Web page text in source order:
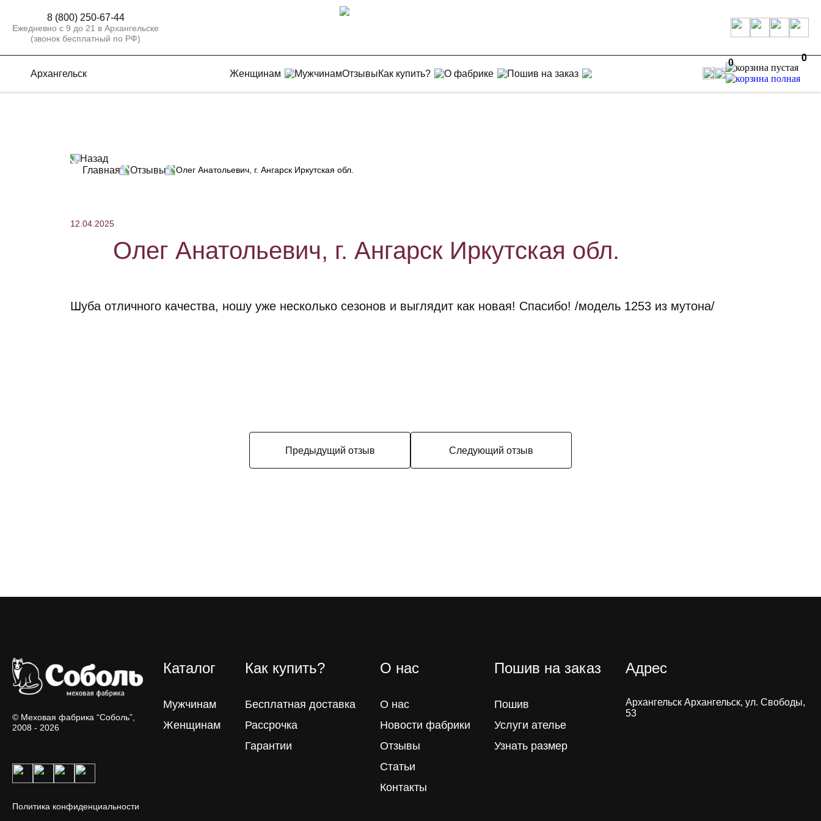
8 (800) 250-67-44
Ежедневно с 9 до 21 в Архангельске
(звонок бесплатный по РФ)
Архангельск Женщинам МужчинамОтзывыКак купить? О фабрике Пошив на заказ
0 0
0
Назад
Главная
Отзывы Олег Анатольевич, г. Ангарск Иркутская обл.
12.04.2025
Олег Анатольевич, г. Ангарск Иркутская обл.
Шуба отличного качества, ношу уже несколько сезонов и выглядит как новая! Спасибо! /модель 1253 из мутона/
Предыдущий отзыв Следующий отзыв
© Меховая фабрика “Соболь”,
2008 - 2026
Политика конфиденциальности
Каталог
Мужчинам
Женщинам
Как купить?
Бесплатная доставка
Рассрочка
Гарантии
О нас
О нас
Новости фабрики
Отзывы
Статьи
Контакты
Пошив на заказ
Пошив
Услуги ателье
Узнать размер
Адрес
Архангельск Архангельск, ул. Свободы,
53